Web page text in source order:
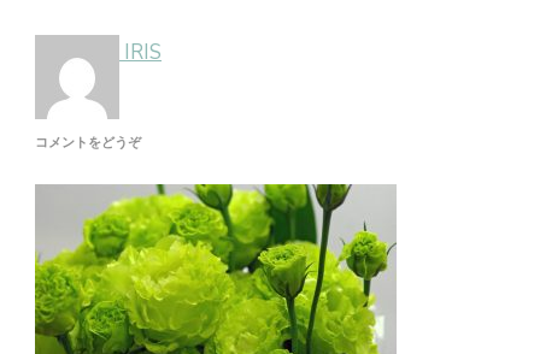
IRIS
コメントをどうぞ(4961E1E3)